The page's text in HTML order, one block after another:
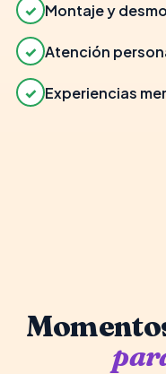
✓ Montaje y
✓ Atención
✓ Experiencias